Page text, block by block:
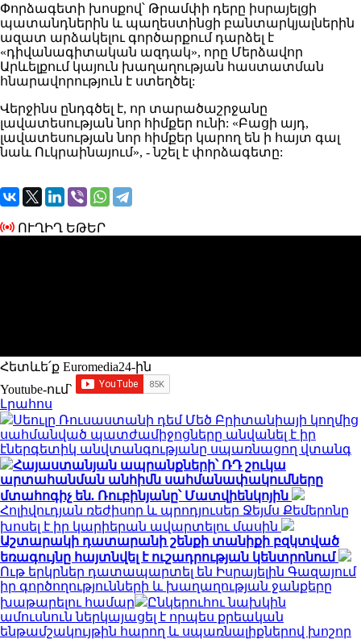
Փորձագետի խոսքով՝ Թրամփի դերը իսրայելցի
պատանդներին և պաղեստինցի բանտարկյալներին
ազատ արձակելու գործարքում դարձել է
«դիվանագիտական ազդակ», որը Մերձավոր
Արևելքում կայուն խաղաղության հաստատման
հնարավորություն է ստեղծել:
Վերջինս ընդգծել է, որ տարածաշրջանը
լավատեսության նոր հիմքեր ունի: «Բացի այդ,
լավատեսության նոր հիմքեր կարող են ի հայտ գալ
նաև Ուկրաինայում», - նշել է փորձագետը:
ՈՒՂԻՂ ԵԹԵՐ
Հետևե՛ք Euromedia24-ին
Youtube-ում`
Լրահոս
Սեուլը Ռուսաստանի դեմ Մեծ Բրիտանիայի կողմից
սահմանված պատժամիջոցները անվանել է իր
էներգետիկ անվտանգությանը սպառնացող վտանգ
Հայաստանյան ապրանքների՝ ՌԴ շուկա
արտահանման անհիմն սահմանափակումները
մտահոգիչ են. Ռուբինյանը՝ Մատվիենկոյին
Հոլիվուդյան ռեժիսոր և պրոդյուսեր Ջեյմս Քեմերոնը
խոսել է իր կարիերան ավարտելու մասին
Աշտարակի դատարանի շենքի տանիքի բզկտված
եռագույնը հայտնվել է ուշադրության կենտրոնում
Ութ երկրներ դատապարտել են Իսրայելին Գազայում
իր գործողությունների և խաղաղության ջանքերը
խաթարելու համար
Ընկերուհու նախկին
ամուսնուն ներկայացել է որպես քրեական
ենթամշակույթին հարող և սպառնալիքներով խոշոր